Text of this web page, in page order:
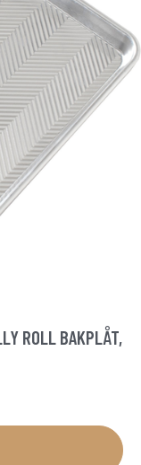
ROLL BAKPLÅT,